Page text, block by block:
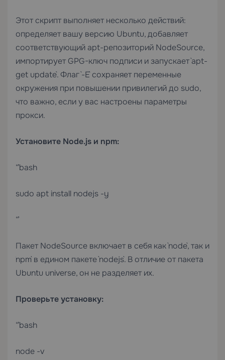
Этот скрипт выполняет несколько действий:
определяет вашу версию Ubuntu, добавляет
соответствующий apt-репозиторий NodeSource,
импортирует GPG-ключ подписи и запускает `apt-
get update`. Флаг `-E` сохраняет переменные
окружения при повышении привилегий до sudo,
что важно, если у вас настроены параметры
прокси.
Установите Node.js и npm:
“`bash
sudo apt install nodejs -y
“`
Пакет NodeSource включает в себя как `node`, так и
`npm` в едином пакете `nodejs`. В отличие от пакета
Ubuntu universe, он не разделяет их.
Проверьте установку:
“`bash
node -v